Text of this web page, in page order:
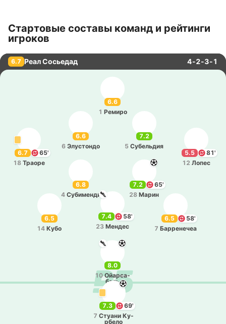
Стартовые составы команд и рейтинги
игроков
6.7 Реал Сосьедад 4-2-3-1
6.6
1 Ремиро
5.5
81'
12 Лопес
6.7
65'
18 Траоре
6.6
6 Элу­сто­ндо
7.2
5 Су­бе­льдия
6.5
14 Кубо
7.2
65'
28 Марин
6.8
4 Су­би­ме­нди
6.5
58'
7 Ба­рре­не­чеа
7.4
58'
23 Мендес
8.0
10 Ойа­рса­
баль
7.3
69'
7 Стуани Ку­
рбе­ло